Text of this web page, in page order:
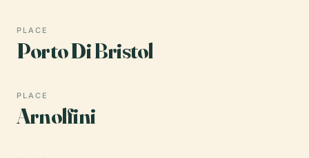
PLACE
Porto Di Bristol
PLACE
Arnolfini